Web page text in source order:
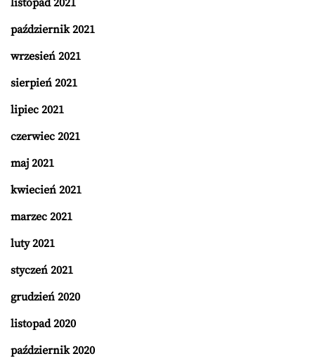
listopad 2021
październik 2021
wrzesień 2021
sierpień 2021
lipiec 2021
czerwiec 2021
maj 2021
kwiecień 2021
marzec 2021
luty 2021
styczeń 2021
grudzień 2020
listopad 2020
październik 2020